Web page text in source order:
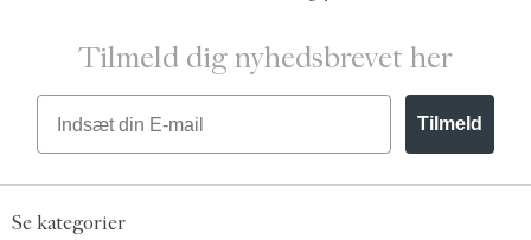
Tilmeld dig nyhedsbrevet her
Email
Tilmeld
Se kategorier